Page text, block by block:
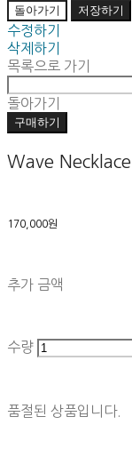
돌아가기 저장하기
수정하기
삭제하기
목록으로 가기
돌아가기
구매하기
Wave Necklace
170,000원
추가 금액
수량
품절된 상품입니다.